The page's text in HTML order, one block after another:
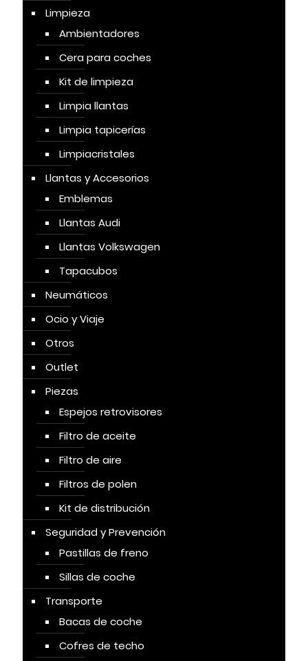
Limpieza
Ambientadores
Cera para coches
Kit de limpieza
Limpia llantas
Limpia tapicerías
Limpiacristales
Llantas y Accesorios
Emblemas
Llantas Audi
Llantas Volkswagen
Tapacubos
Neumáticos
Ocio y Viaje
Otros
Outlet
Piezas
Espejos retrovisores
Filtro de aceite
Filtro de aire
Filtros de polen
Kit de distribución
Seguridad y Prevención
Pastillas de freno
Sillas de coche
Transporte
Bacas de coche
Cofres de techo